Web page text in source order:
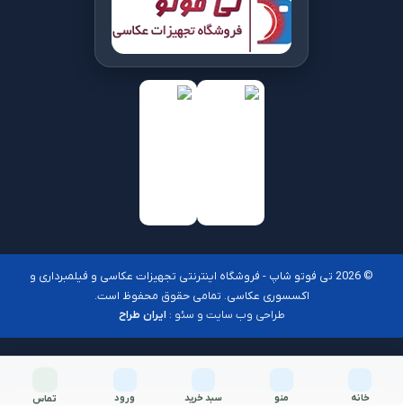
© 2026 تی فوتو شاپ - فروشگاه اینترنتی تجهیزات عکاسی و فیلمبرداری و
اکسسوری عکاسی. تمامی حقوق محفوظ است.
طراحی وب سایت و سئو : ایران طراح
خانه منو سبد خرید ورود تماس